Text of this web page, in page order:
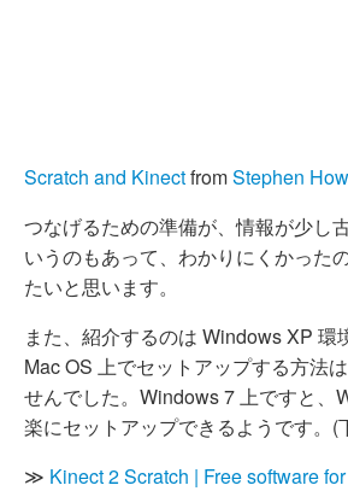
Scratch and KinectfromStephen
つなげるための準備が、情報が少し
いうのもあって、わかりにくかった
たいと思います。
また、紹介するのは Windows XP 環
Mac OS 上でセットアップする方法
せんでした。Windows 7 上ですと、
楽にセットアップできるようです。(
≫ Kinect 2 Scratch | Free software